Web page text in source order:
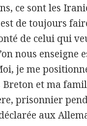
ce sont les
de toujours
de celui qui
nous enseigne
je me
et ma
prisonnier
aux